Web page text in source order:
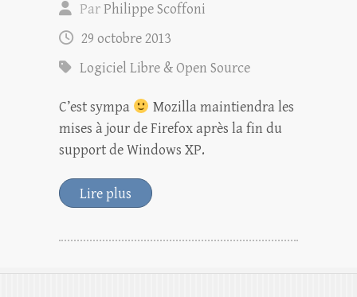
ParPhilippe Scoffoni
29 octobre 2013
Logiciel Libre & Open Source
C’est sympa
Mozilla maintiendra les
mises à jour de Firefox après la fin du
support de Windows XP.
Lire plus